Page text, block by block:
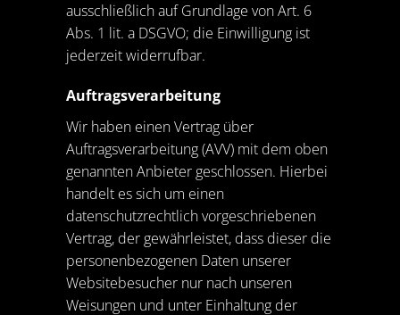
ausschließlich auf Grundlage von Art. 6
Abs. 1 lit. a DSGVO; die Einwilligung ist
jederzeit widerrufbar.
Auftragsverarbeitung
Wir haben einen Vertrag über
Auftragsverarbeitung (AVV) mit dem oben
genannten Anbieter geschlossen. Hierbei
handelt es sich um einen
datenschutzrechtlich vorgeschriebenen
Vertrag, der gewährleistet, dass dieser die
personenbezogenen Daten unserer
Websitebesucher nur nach unseren
Weisungen und unter Einhaltung der